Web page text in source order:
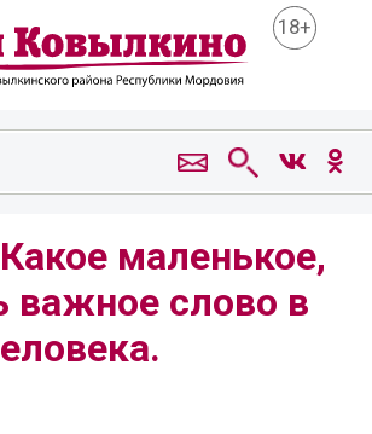
18+
маленькое,
важное слово в